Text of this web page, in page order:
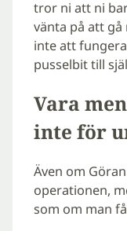
tror ni att ni
vänta på att
inte att
pusselbit till
Vara
inte för
Även om
operationen,
som om man